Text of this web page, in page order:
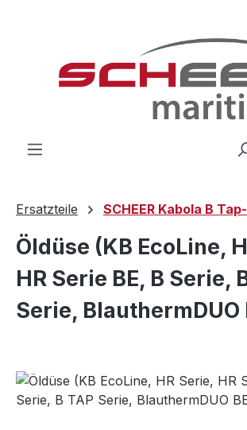
Ersatzteile SCHEER Kabola B
Öldüse (KB EcoLine,
HR Serie BE, B Serie,
Serie, BlauthermDUO
Bildergalerie überspringen